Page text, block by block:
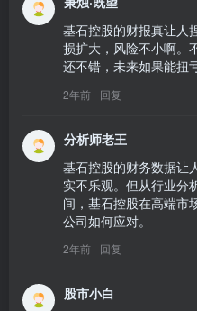
基石控股的财报真让人
损扩大，风险不小啊。
还不错，未来如果能扭
2年前 回复
分析师老王
基石控股的财务数据让
实不乐观。但从行业分
间，基石控股在高端市
公司如何应对。
2年前 回复
股市小白